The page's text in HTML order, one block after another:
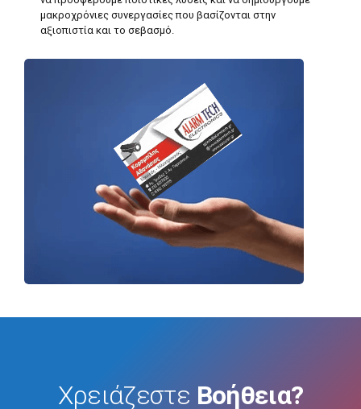
μακροχρόνιες συνεργασίες που βασίζονται στην
αξιοπιστία και το σεβασμό.
Χρειάζεστε Βοήθεια?